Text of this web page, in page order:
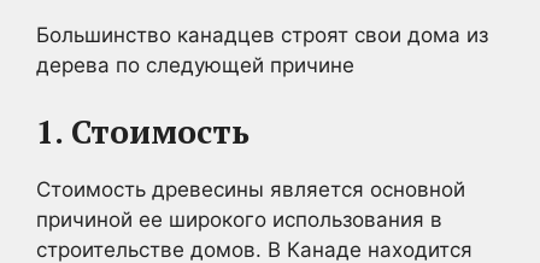
Большинство канадцев строят свои дома из
дерева по следующей причине
1. Стоимость
Стоимость древесины является основной
причиной ее широкого использования в
строительстве домов. В Канаде находится